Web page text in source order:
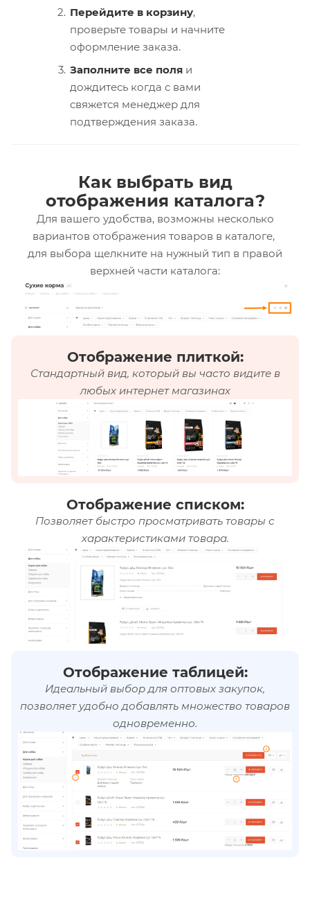
Перейдите в корзину,
проверьте товары и начните
оформление заказа.
Заполните все поля и
дождитесь когда с вами
свяжется менеджер для
подтверждения заказа.
Как выбрать вид
отображения каталога?
Для вашего удобства, возможны несколько
вариантов отображения товаров в каталоге,
для выбора щелкните на нужный тип в правой
верхней части каталога:
Отображение плиткой:
Стандартный вид, который вы часто видите в
любых интернет магазинах
Отображение списком:
Позволяет быстро просматривать товары с
характеристиками товара.
Отображение таблицей:
Идеальный выбор для оптовых закупок,
позволяет удобно добавлять множество товаров
одновременно.